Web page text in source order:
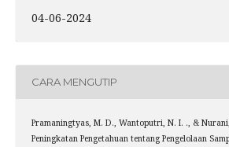
04-06-2024
CARA MENGUTIP
Pramaningtyas, M. D., Wantoputri, N. I. ., &
Peningkatan Pengetahuan tentang Pengelolaan